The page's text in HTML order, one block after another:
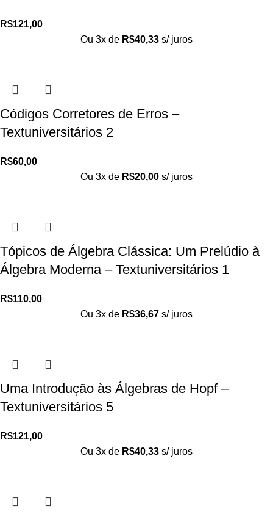
R$121,00
Ou 3x de R$40,33 s/ juros
Códigos Corretores de Erros –
Textuniversitários 2
R$60,00
Ou 3x de R$20,00 s/ juros
Tópicos de Álgebra Clássica: Um Prelúdio à
Álgebra Moderna – Textuniversitários 1
R$110,00
Ou 3x de R$36,67 s/ juros
Uma Introdução às Álgebras de Hopf –
Textuniversitários 5
R$121,00
Ou 3x de R$40,33 s/ juros